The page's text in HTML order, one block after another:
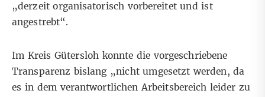
„derzeit organisatorisch vorbereitet und ist
angestrebt“.
Im Kreis Gütersloh konnte die vorgeschriebene
Transparenz bislang „nicht umgesetzt werden, da
es in dem verantwortlichen Arbeitsbereich leider zu